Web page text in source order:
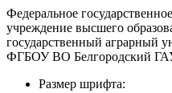
Федеральное
учреждение высшего
государственный аграрный
ФГБОУ ВО Белгородский
Размер шрифта: